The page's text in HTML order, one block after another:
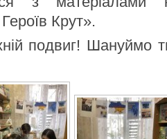
Крут».
подвиг! Шануймо